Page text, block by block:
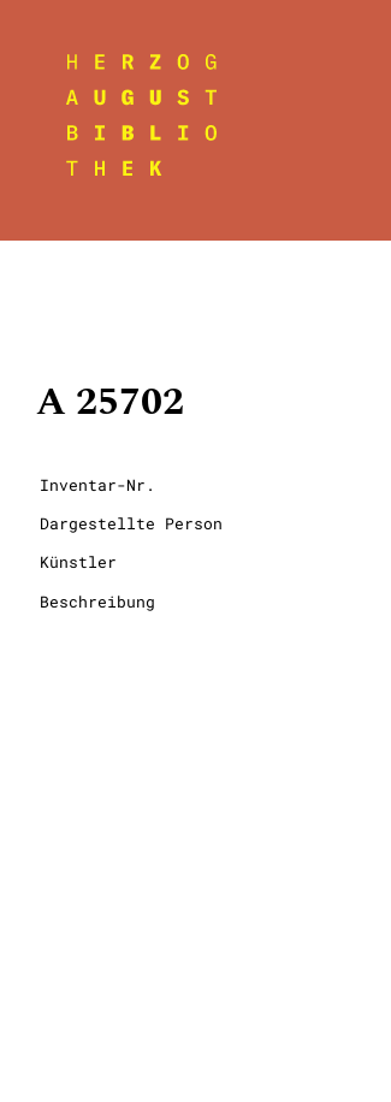
A 25702
Inventar-Nr.
Dargestellte Person
Künstler
Beschreibung